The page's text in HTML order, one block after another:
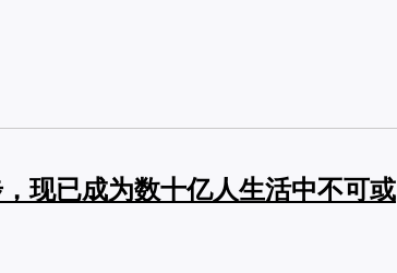
现已成为数十亿人生活中不可或